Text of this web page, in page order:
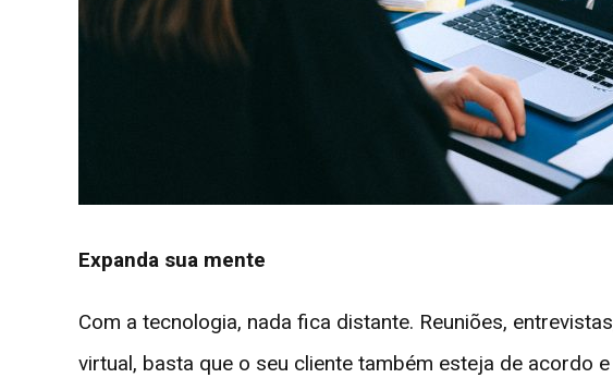
Expanda sua mente
Com a tecnologia, nada fica distante. Reuniões,
virtual, basta que o seu cliente também esteja de acordo